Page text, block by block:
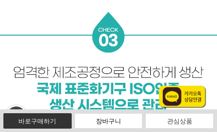
바로구매하기 장바구니 관심상품
빠른 메뉴 바로가기